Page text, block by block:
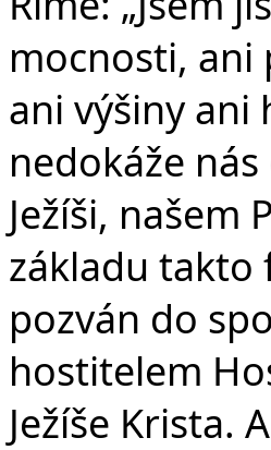
mocnosti,
ani výšiny ani
nedokáže
Ježíši, našem
základu takto
pozván do
hostitelem
Ježíše Krista.